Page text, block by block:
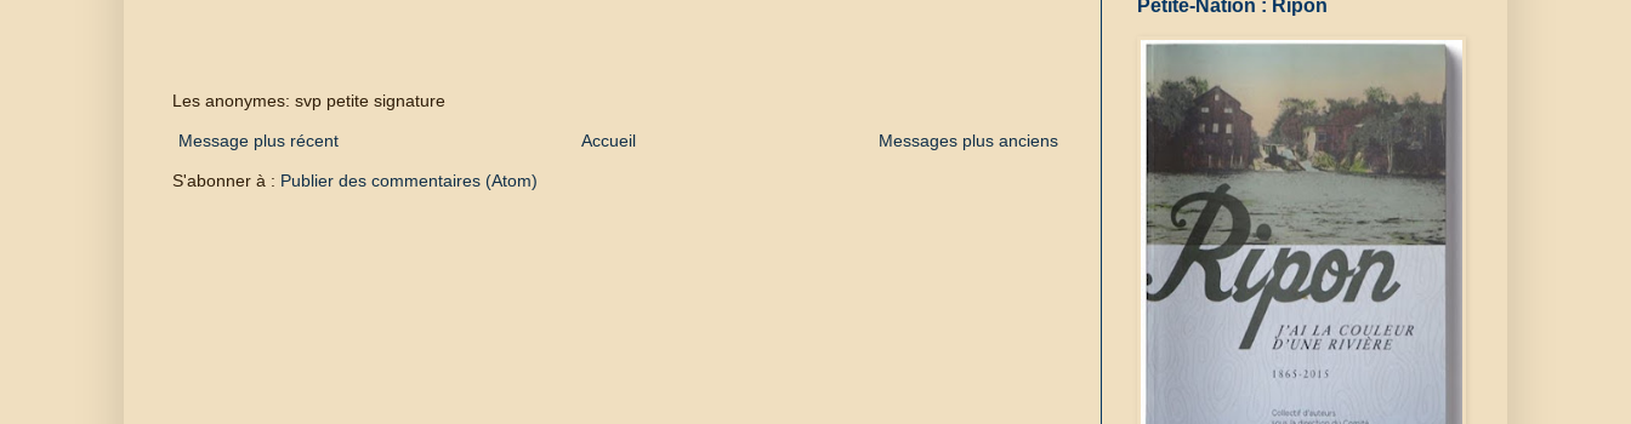
Les anonymes: svp petite signature
Message plus récent Messages plus anciens
Accueil
S'abonner à : Publier des commentaires (Atom)
Petite-Nation : Ripon